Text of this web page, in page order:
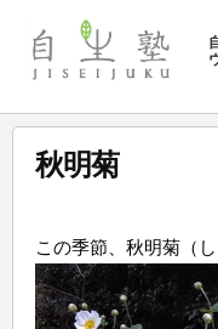
ン
自
塾
秋明菊
y
自
生
この季節、秋明菊（